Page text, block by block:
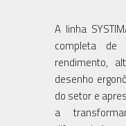
A linha
completa de
rendimento,
desenho
do setor e
a